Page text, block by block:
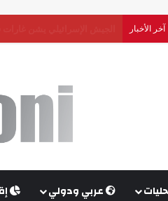
آخر الأخبار
عربي ودولي